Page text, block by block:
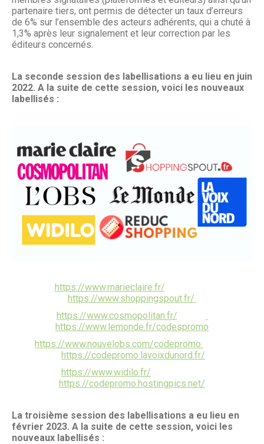
partenaire tiers, ont permis de détecter un taux d’erreurs
de 6% sur l’ensemble des acteurs adhérents, qui a chuté à
1,3% après leur signalement et leur correction par les
éditeurs concernés.
La seconde session des labellisations a eu lieu en juin
2022. A la suite de cette session, voici les nouveaux
labellisés :
https://www.marieclaire.fr/
https://www.shoppingspout.fr/
https://www.cosmopolitan.fr/
https://www.lemonde.fr/codespromo
https://www.nouvelobs.com/codepromo
https://codepromo.lavoixdunord.fr/
https://www.widilo.fr/
https://codepromo.hostingpics.net/
La troisième session des labellisations a eu lieu en
février 2023. A la suite de cette session, voici les
nouveaux labellisés :